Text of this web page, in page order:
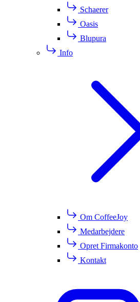
Schaerer
Oasis
Blupura
Info
Om CoffeeJoy
Medarbejdere
Opret Firmakonto
Kontakt